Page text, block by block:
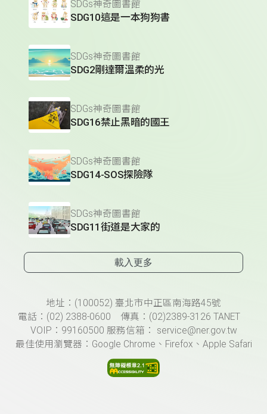
SDGs神奇圖書館
SDG10這是一本狗狗書
SDGs神奇圖書館
SDG2剛達爾溫柔的光
SDGs神奇圖書館
SDG16禁止黑暗的國王
SDGs神奇圖書館
SDG14-SOS探險隊
SDGs神奇圖書館
SDG11街道是大家的
載入更多
頁尾資訊地址：(100052) 臺北市中正區南海路45號
電話：(02) 2388-0600 傳真：(02)2389-3126 TANET
VOIP：99160500 服務信箱： service@ner.gov.tw
最佳使用瀏覽器：Google Chrome、Firefox、Apple Safari